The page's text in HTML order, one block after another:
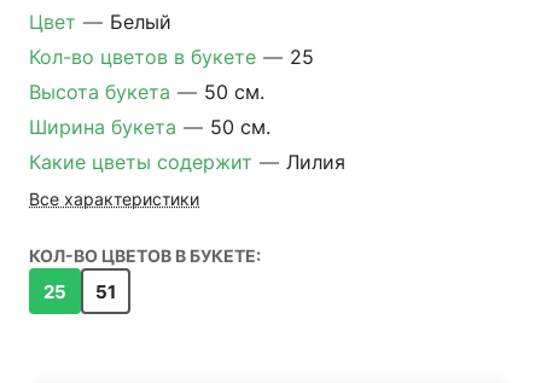
Цвет — Белый
Кол-во цветов в букете — 25
Высота букета — 50 см.
Ширина букета — 50 см.
Какие цветы содержит — Лилия
Все характеристики
КОЛ-ВО ЦВЕТОВ В БУКЕТЕ:
25 51